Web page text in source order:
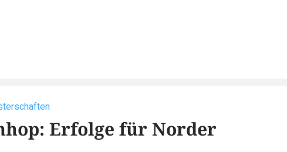
Erfolge für Norder